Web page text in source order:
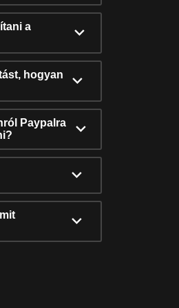
a
hogyan
Paypalra